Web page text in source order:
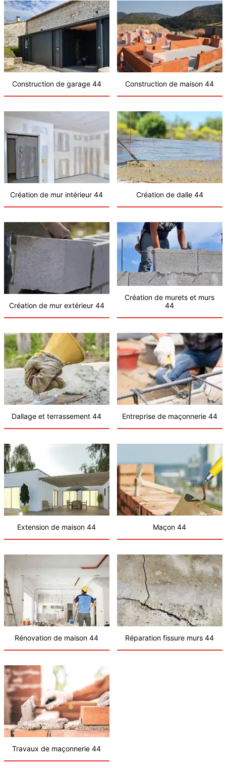
Construction de garage 44 Construction de maison 44
Création de mur intérieur 44 Création de dalle 44
Création de mur extérieur 44
Création de murets et murs
44
Dallage et terrassement 44 Entreprise de maçonnerie 44
Extension de maison 44 Maçon 44
Rénovation de maison 44 Réparation fissure murs 44
Travaux de maçonnerie 44